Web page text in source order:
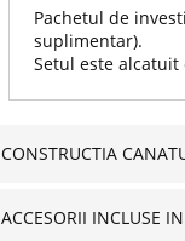
Pachetul de
suplimentar).
Setul este
CONSTRUCTIA
ACCESORII INCLUSE